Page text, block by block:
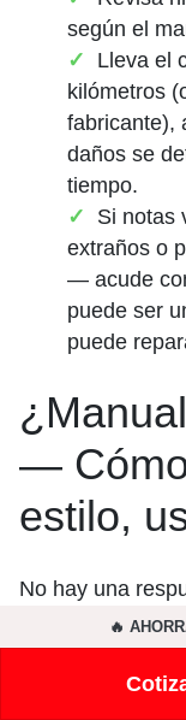
según el
Lleva el
kilómetros
fabricante),
daños se
tiempo.
Si notas
extraños o
— acude
puede ser
puede
—
estilo,
No hay una
ventajas y
🔥